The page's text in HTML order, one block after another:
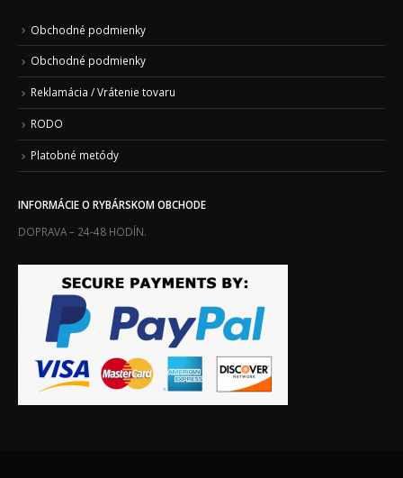
Obchodné podmienky
Obchodné podmienky
Reklamácia / Vrátenie tovaru
RODO
Platobné metódy
INFORMÁCIE O RYBÁRSKOM OBCHODE
DOPRAVA – 24-48 HODÍN.